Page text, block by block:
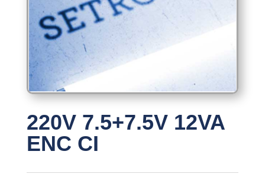
220V 7.5+7.5V 12VA
ENC CI